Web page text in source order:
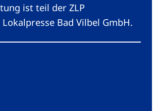
ist teil der ZLP
Bad Vilbel GmbH.